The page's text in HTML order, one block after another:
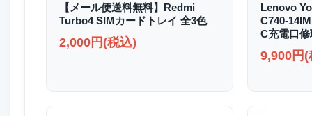
【メール便送料無料】Redmi
Turbo4 SIMカードトレイ 全3色
2,000円(税込)
Lenovo
C740-
C充電口
9,900円(